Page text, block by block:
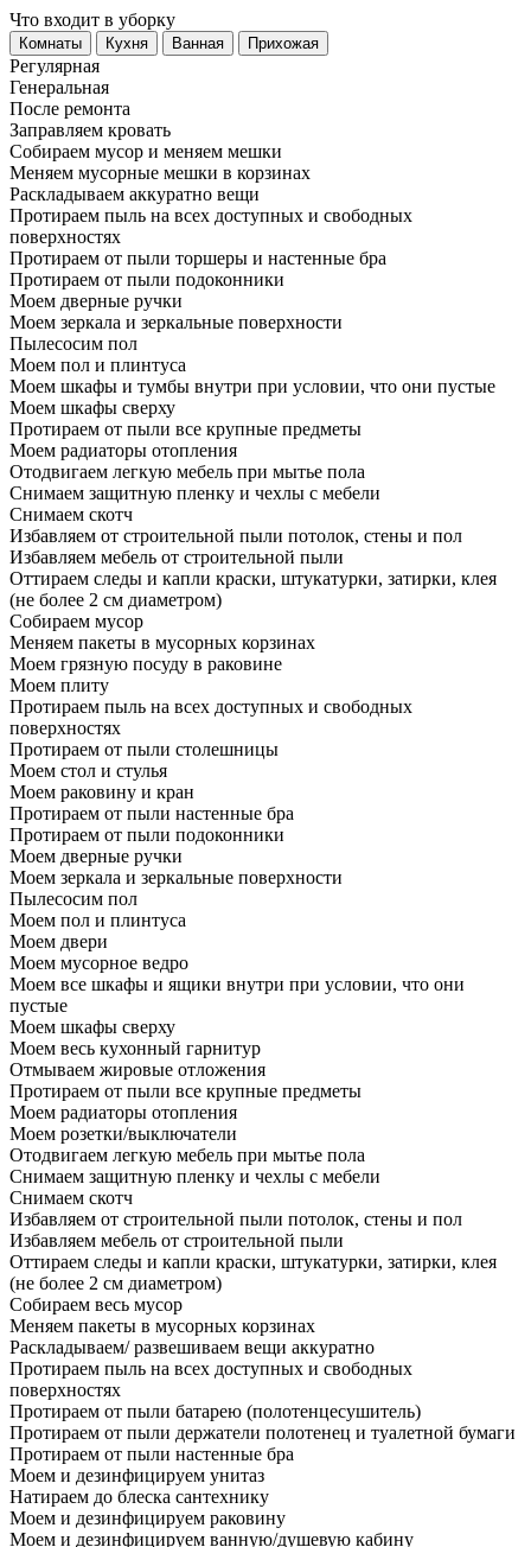
Что входит в уборку
Регу­лярная
Гене­ральная
После ремонта
Заправляем кровать
Собираем мусор и меняем мешки
Меняем мусорные мешки в корзинах
Раскладываем аккуратно вещи
Протираем пыль на всех доступных и свободных
поверхностях
Протираем от пыли торшеры и настенные бра
Протираем от пыли подоконники
Моем дверные ручки
Моем зеркала и зеркальные поверхности
Пылесосим пол
Моем пол и плинтуса
Моем шкафы и тумбы внутри при условии, что они пустые
Моем шкафы сверху
Протираем от пыли все крупные предметы
Моем радиаторы отопления
Отодвигаем легкую мебель при мытье пола
Снимаем защитную пленку и чехлы с мебели
Снимаем скотч
Избавляем от строительной пыли потолок, стены и пол
Избавляем мебель от строительной пыли
Оттираем следы и капли краски, штукатурки, затирки, клея
(не более 2 см диаметром)
Собираем мусор
Меняем пакеты в мусорных корзинах
Моем грязную посуду в раковине
Моем плиту
Протираем пыль на всех доступных и свободных
поверхностях
Протираем от пыли столешницы
Моем стол и стулья
Моем раковину и кран
Протираем от пыли настенные бра
Протираем от пыли подоконники
Моем дверные ручки
Моем зеркала и зеркальные поверхности
Пылесосим пол
Моем пол и плинтуса
Моем двери
Моем мусорное ведро
Моем все шкафы и ящики внутри при условии, что они
пустые
Моем шкафы сверху
Моем весь кухонный гарнитур
Отмываем жировые отложения
Протираем от пыли все крупные предметы
Моем радиаторы отопления
Моем розетки/выключатели
Отодвигаем легкую мебель при мытье пола
Снимаем защитную пленку и чехлы с мебели
Снимаем скотч
Избавляем от строительной пыли потолок, стены и пол
Избавляем мебель от строительной пыли
Оттираем следы и капли краски, штукатурки, затирки, клея
(не более 2 см диаметром)
Собираем весь мусор
Меняем пакеты в мусорных корзинах
Раскладываем/ развешиваем вещи аккуратно
Протираем пыль на всех доступных и свободных
поверхностях
Протираем от пыли батарею (полотенцесушитель)
Протираем от пыли держатели полотенец и туалетной бумаги
Протираем от пыли настенные бра
Моем и дезинфицируем унитаз
Натираем до блеска сантехнику
Моем и дезинфицируем раковину
Моем и дезинфицируем ванную/душевую кабину